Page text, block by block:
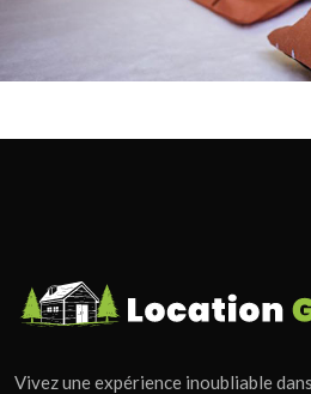
Vivez une expérience inoubliable